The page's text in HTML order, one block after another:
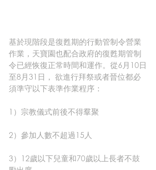
基於現階段是復甦期的行動管制令營業
作業，天寶園也配合政府的復甦期管制
令已經恢復正常時間和運作。從6月10日
至8月31日， 欲進行拜祭或者晉位都必
須準守以下表準作業程序：
1）宗教儀式前後不得羣聚
2）參加人數不超過15人
3）12歲以下兒童和70歲以上長者不鼓